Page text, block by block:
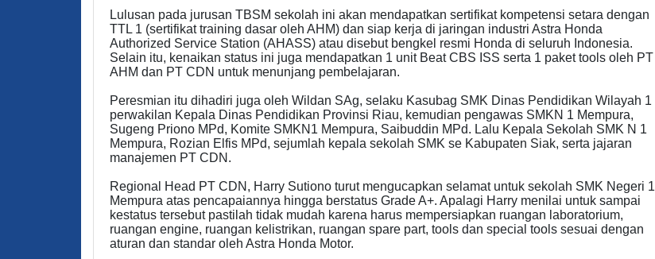
Lulusan pada jurusan TBSM sekolah ini akan mendapatkan sertifikat kompetensi setara dengan
TTL 1 (sertifikat training dasar oleh AHM) dan siap kerja di jaringan industri Astra Honda
Authorized Service Station (AHASS) atau disebut bengkel resmi Honda di seluruh Indonesia.
Selain itu, kenaikan status ini juga mendapatkan 1 unit Beat CBS ISS serta 1 paket tools oleh PT
AHM dan PT CDN untuk menunjang pembelajaran.
Peresmian itu dihadiri juga oleh Wildan SAg, selaku Kasubag SMK Dinas Pendidikan Wilayah 1
perwakilan Kepala Dinas Pendidikan Provinsi Riau, kemudian pengawas SMKN 1 Mempura,
Sugeng Priono MPd, Komite SMKN1 Mempura, Saibuddin MPd. Lalu Kepala Sekolah SMK N 1
Mempura, Rozian Elfis MPd, sejumlah kepala sekolah SMK se Kabupaten Siak, serta jajaran
manajemen PT CDN.
Regional Head PT CDN, Harry Sutiono turut mengucapkan selamat untuk sekolah SMK Negeri 1
Mempura atas pencapaiannya hingga berstatus Grade A+. Apalagi Harry menilai untuk sampai
kestatus tersebut pastilah tidak mudah karena harus mempersiapkan ruangan laboratorium,
ruangan engine, ruangan kelistrikan, ruangan spare part, tools dan special tools sesuai dengan
aturan dan standar oleh Astra Honda Motor.